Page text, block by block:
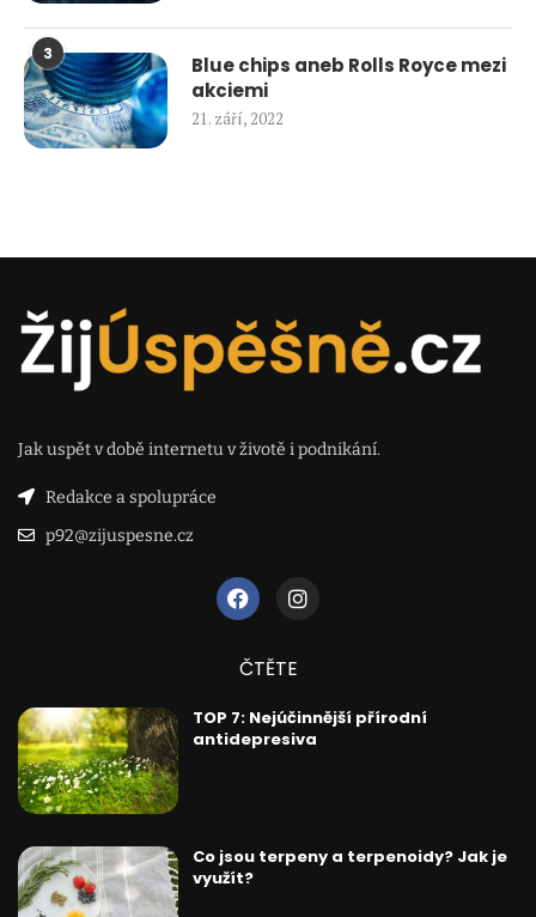
3
Blue chips aneb Rolls Royce mezi
akciemi
21. září, 2022
Jak uspět v době internetu v životě i podnikání.
Redakce a spolupráce
p92@zijuspesne.cz
ČTĚTE
TOP 7: Nejúčinnější přírodní
antidepresiva
Co jsou terpeny a terpenoidy? Jak je
využít?